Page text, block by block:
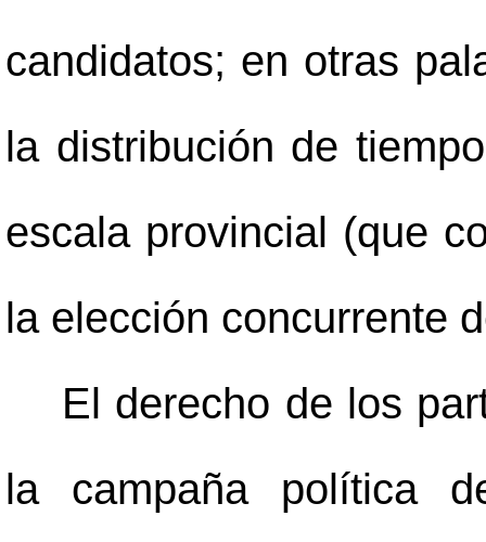
candidatos; en otras
la distribución de
escala provincial (que
la elección concurrente
El derecho de los
la campaña política